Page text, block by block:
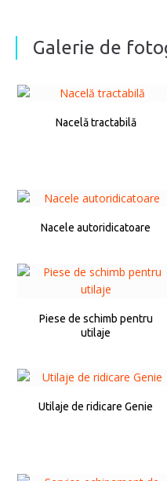
Galerie de
Nacelă tractabilă
Nacele autoridicatoare
Piese de schimb pentru
utilaje
Utilaje de ridicare Genie